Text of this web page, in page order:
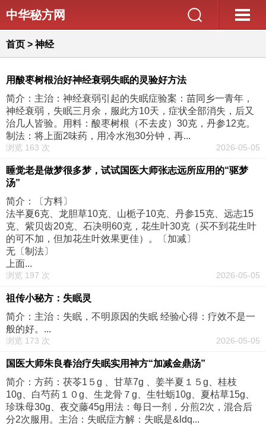
中华秘方网
首页 > 神经
用酸枣树根治好神经衰弱失眠的灵验好方法
简介：主治：神经衰弱引起的失眠症验案：苗同乡一青年，
神经衰弱，失眠三月余，服此方10天，症状全部消失，后又
治几人皆验。用料：酸枣树根（不去皮）30克，丹参12克。
制法：将上面2味药，用冷水泡30分钟，再...
浏览 163 次 2026-05-05
睡觉老是做梦很多梦，试试国医大师张志远所应用的“驱梦
汤”
简介：〔方料〕
法半夏6克、龙胆草10克、山栀子10克、丹参15克、远志15
克、紫贝齿20克、石决明60克，花生叶30克（买不到花生叶
的可不加，但加花生叶效果更佳）。〔加减〕
无〔制法〕
上面...
浏览 197 次 2026-05-05
祖传小秘方：失眠灵
简介：主治：失眠，不明原因的失眠­ 经验心得：疗效不是一
般的好。...
浏览 173 次 2026-05-05
国医大师朱良春治疗失眠实用神方“加减金鼎汤”
简介：方药：茯苓1５g 、甘草7g 、姜半夏１５g、桂枝
10g、白芍药１０g、生龙骨７g、生牡蛎10g、夏枯草15g、
珍珠母30g、夜交藤45g用法：每日一剂，分煎2次，混合后
分2次服用。主治：失眠症方解：失眠是&ldq...